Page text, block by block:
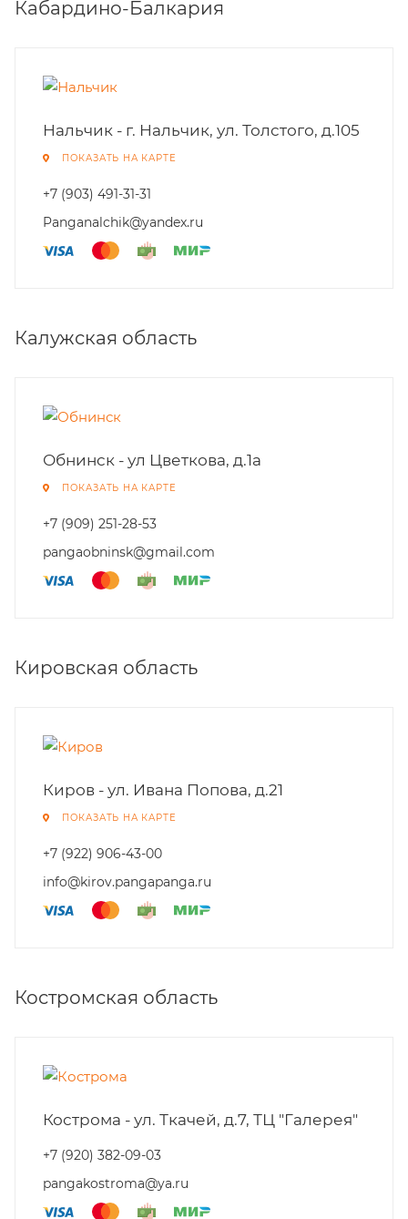
Кабардино-Балкария
Нальчик - г. Нальчик, ул. Толстого, д.105
ПОКАЗАТЬ НА КАРТЕ
+7 (903) 491-31-31
Panganalchik@yandex.ru
Калужская область
Обнинск - ул Цветкова, д.1а
ПОКАЗАТЬ НА КАРТЕ
+7 (909) 251-28-53
pangaobninsk@gmail.com
Кировская область
Киров - ул. Ивана Попова, д.21
ПОКАЗАТЬ НА КАРТЕ
+7 (922) 906-43-00
info@kirov.pangapanga.ru
Костромская область
Кострома - ул. Ткачей, д.7, ТЦ "Галерея"
+7 (920) 382-09-03
pangakostroma@ya.ru